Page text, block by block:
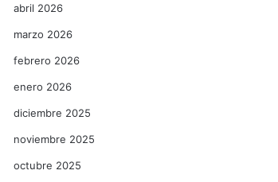
abril 2026
marzo 2026
febrero 2026
enero 2026
diciembre 2025
noviembre 2025
octubre 2025